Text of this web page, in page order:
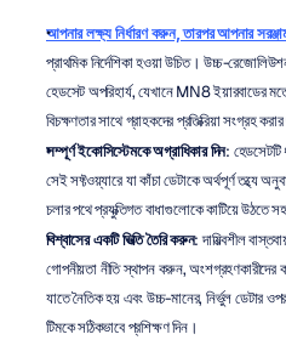
আপনার লক্ষ্য নির্ধারণ করুন, তারপর আপনার
প্রাথমিক নির্দেশিকা হওয়া উচিত। উচ্চ-
হেডসেট অপরিহার্য, যেখানে MN8 ইয়ারবাডের
বিচক্ষণতার সাথে গ্রাহকদের প্রতিক্রিয়া সংগ্রহ
সম্পূর্ণ ইকোসিস্টেমকে অগ্রাধিকার দিন:
সেই সফ্টওয়্যারে যা কাঁচা ডেটাকে অর্থপূর্ণ তথ্যে
চলার পথে প্রযুক্তিগত বাধাগুলোকে কাটিয়ে উঠতে
বিশ্বাসের একটি ভিত্তি তৈরি করুন: দায়িত্বশীল
গোপনীয়তা নীতি স্থাপন করুন,
যাতে নৈতিক হয় এবং উচ্চ-মানের, নির্ভুল ডেটার
টিমকে সঠিকভাবে প্রশিক্ষণ দিন।